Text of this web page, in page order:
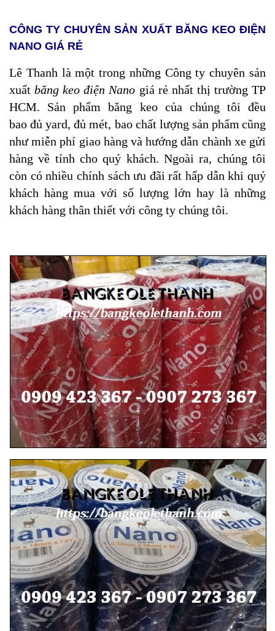
CÔNG TY CHUYÊN SẢN XUẤT BĂNG KEO ĐIỆN
NANO GIÁ RẺ
Lê Thanhlà một trong những Công ty chuyên sản
xuấtbăng keo điện Nano giá rẻ nhất thị trường TP
HCM. Sản phẩm băng keo của chúng tôi đều
baođủ yard, đủ mét, bao chất lượng sản phẩmcũng
như miễn phí giao hàng và hướng dẫn chành xe gửi
hàng về tỉnh cho quý khách. Ngoài ra, chúng tôi
còn có nhiều chính sách ưu đãi rất hấp dẫn khi quý
khách hàng mua với số lượng lớn hay là những
khách hàng thân thiết với công ty chúng tôi.